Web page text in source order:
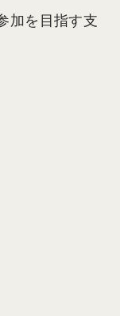
加を目指す支